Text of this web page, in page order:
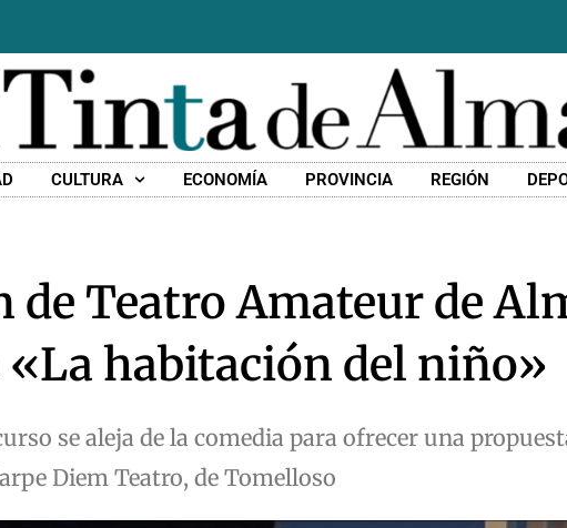
CULTURA ECONOMÍA PROVINCIA REGIÓN
de Teatro Amateur de
«La habitación del niño»
se aleja de la comedia para ofrecer una
Diem Teatro, de Tomelloso